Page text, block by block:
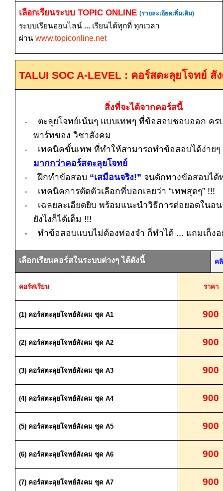
เลือกเรียนระบบTOPIC ONLINE (รายละเอียดเพิ่มเติม)
ระบบเรียนออนไลน์ ... เรียนได้ทุกที่ ทุกเวลา
ผ่านwww.topiconline.net
TALUI SOC A-LEVEL : คอร์สตะลุยโจทย์ สั
สิ่งที่จะได้จากคอร์สนี้
-
ตะลุยโจทย์เน้นๆ แบบเทพๆ ที่ข้อสอบชอบออก ค
พาร์ทของ วิชาสังคม
-
เทคนิคขั้นเทพ ที่ทำให้สามารถทำข้อสอบได้ง่ายๆ
มากกว่าคอร์สตะลุยโจทย์
-
ฝึกทำข้อสอบ “เสมือนจริง!” จนดักทางข้อสอบได้
-
เทคนิคการตัดตัวเลือกที่บอกเลยว่า “เทพสุดๆ” !!!
-
เฉลยละเอียดยิบ พร้อมแนะนำวิธีการต่อยอดในอ
ยังไงก็ได้เต็ม !!!
-
ทำข้อสอบแบบไม่ต้องท่องจำ ก็ทำได้ ... แถมเก็ง
เลือกเรียนคอร์สในระบบต่างๆ ได้ดังนี้ ค
คอร์สเรียน ราคา
(1) คอร์สตะลุยโจทย์สังคม ชุด A1 900
(2) คอร์สตะลุยโจทย์สังคม ชุด A2 900
(3) คอร์สตะลุยโจทย์สังคม ชุด A3 900
(4) คอร์สตะลุยโจทย์สังคม ชุด A4 900
(5) คอร์สตะลุยโจทย์สังคม ชุด A5 900
(6) คอร์สตะลุยโจทย์สังคม ชุด A6 900
(7) คอร์สตะลุยโจทย์สังคม ชุด A7 900